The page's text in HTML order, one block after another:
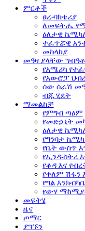
ምርቶች
ፀረ-ባክቴሪያ
ለመፍትሔ
ዕለታዊ
ተፈጥሯዊ
መከላከያ
መዓዛ ያላቸው
የአሜሪካ
የአውሮፓ
ሰው ሰራሽ
ብጁ ሂደት
ማመልከቻ
የምግብ ጣዕም
የመድኃኒት
ዕለታዊ
የግንባታ
የቤት ውስጥ
የኢንዱስትሪ
የቆዳ እና
የቀለም ሽፋን
የግል
የውሃ
መፍትሄ
ዜና
ጦማር
ያግኙን